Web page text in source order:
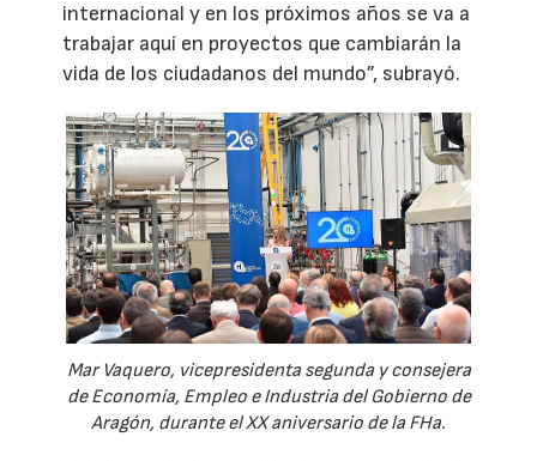
internacional y en los próximos años se va a
trabajar aquí en proyectos que cambiarán la
vida de los ciudadanos del mundo”, subrayó.
Mar Vaquero, vicepresidenta segunda y consejera
de Economía, Empleo e Industria del Gobierno de
Aragón, durante el XX aniversario de la FHa.